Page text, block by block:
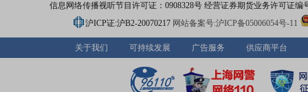
信息网络传播视听节目许可证：0908328号 经营证券期货业务许可证编
沪ICP证:沪B2-20070217 网站备案号:沪ICP备05006054号-11
关于我们 可持续发展 广告服务 供应商平台